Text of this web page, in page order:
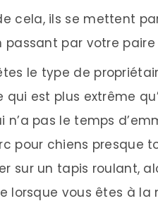
cela, ils se mettent
passant par votre
le type de
qui est plus extrême
n’a pas le temps
pour chiens presque
sur un tapis roulant,
lorsque vous êtes à la